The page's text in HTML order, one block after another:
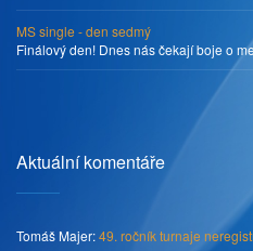
MS single - den sedmý
Finálový den! Dnes nás čekají boje o
Aktuální komentáře
Tomáš Majer:49. ročník turnaje